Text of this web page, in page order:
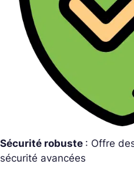
Sécurité robuste : Offre
sécurité avancées